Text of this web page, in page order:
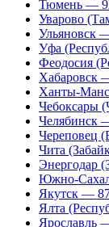
Тюмень —
Уварово
Ульяновск
Уфа
Феодосия
Хабаровск
Ханты-
Чебоксары
Челябинск
Череповец
Чита
Энергодар
Южно-
Якутск —
Ялта
Ярославль